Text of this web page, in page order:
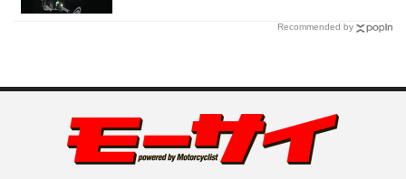
Recommended by